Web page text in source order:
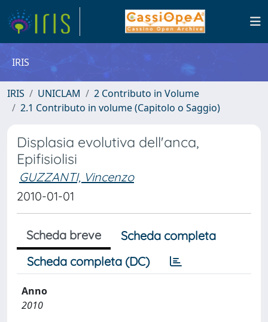
IRIS
IRIS UNICLAM
2 Contributo in Volume
2.1 Contributo in volume (Capitolo o Saggio)
Displasia evolutiva dell'anca,
Epifisiolisi
GUZZANTI, Vincenzo
2010-01-01
Scheda breve
Scheda completa
Scheda completa (DC)
Anno
2010